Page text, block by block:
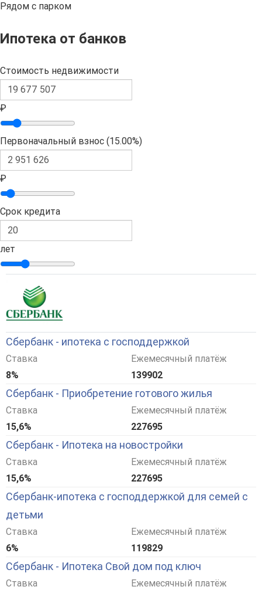
Рядом с парком
Ипотека от банков
Стоимость недвижимости
₽
Первоначальный взнос (15.00%)
₽
Срок кредита
лет
Сбербанк - ипотека с господдержкой
Ставка
8%
Ежемесячный платёж
139902
Сбербанк - Приобретение готового жилья
Ставка
15,6%
Ежемесячный платёж
227695
Сбербанк - Ипотека на новостройки
Ставка
15,6%
Ежемесячный платёж
227695
Сбербанк-ипотека с господдержкой для семей с
детьми
Ставка
6%
Ежемесячный платёж
119829
Сбербанк - Ипотека Свой дом под ключ
Ставка
Ежемесячный платёж